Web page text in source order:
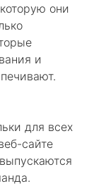
они
и
для всех
сайте